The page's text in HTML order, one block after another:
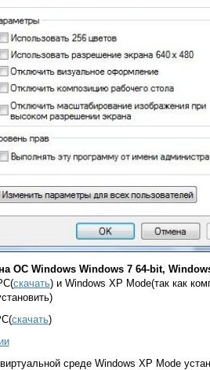
ОС Windows Windows 7 64-bit,
скачать) и Windows XP Mode(так как
скачать)
среде Windows XP Mode